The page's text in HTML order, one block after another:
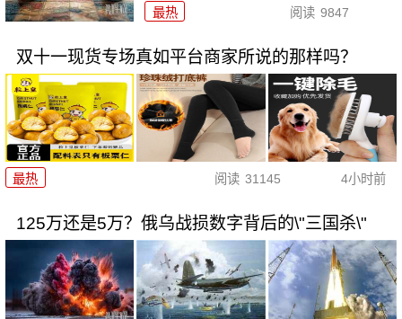
最热 阅读 9847
双十一现货专场真如平台商家所说的那样吗？
最热 阅读 31145 4小时前
125万还是5万？俄乌战损数字背后的\"三国杀\"